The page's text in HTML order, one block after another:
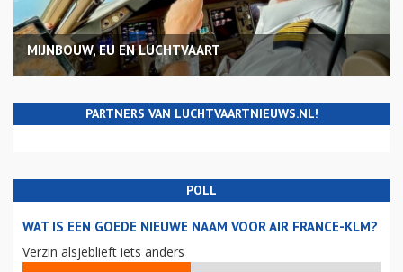
MIJNBOUW, EU EN LUCHTVAART
PARTNERS VAN LUCHTVAARTNIEUWS.NL!
POLL
WAT IS EEN GOEDE NIEUWE NAAM VOOR AIR FRANCE-KLM?
Verzin alsjeblieft iets anders